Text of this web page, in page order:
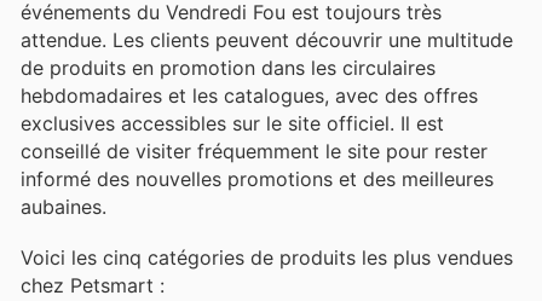
événements du Vendredi Fou est toujours très
attendue. Les clients peuvent découvrir une multitude
de produits en promotion dans les circulaires
hebdomadaires et les catalogues, avec des offres
exclusives accessibles sur le site officiel. Il est
conseillé de visiter fréquemment le site pour rester
informé des nouvelles promotions et des meilleures
aubaines.
Voici les cinq catégories de produits les plus vendues
chez Petsmart :